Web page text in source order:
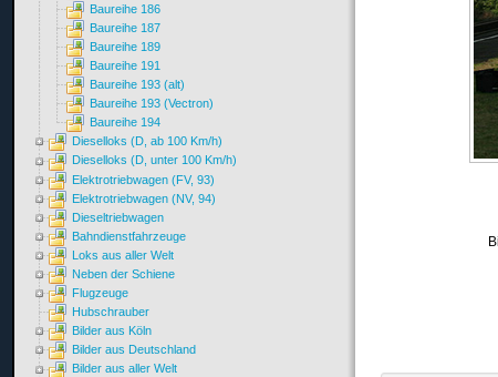
Baureihe 186
Baureihe 187
Baureihe 189
Baureihe 191
Baureihe 193 (alt)
Baureihe 193 (Vectron)
Baureihe 194
Dieselloks (D, ab 100 Km/h)
Dieselloks (D, unter 100 Km/h)
Elektrotriebwagen (FV, 93)
Elektrotriebwagen (NV, 94)
Dieseltriebwagen
Bahndienstfahrzeuge
Loks aus aller Welt
Neben der Schiene
Flugzeuge
Hubschrauber
Bilder aus Köln
Bilder aus Deutschland
Bilder aus aller Welt